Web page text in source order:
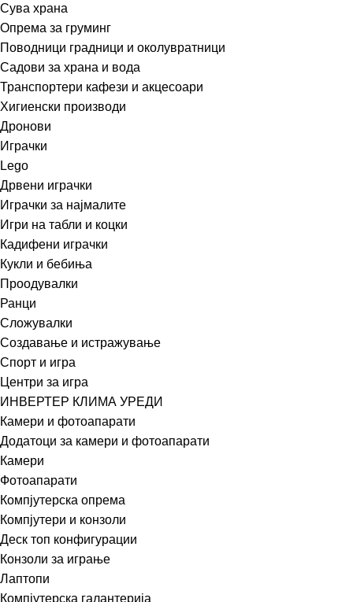
Сува храна
Опрема за груминг
Поводници градници и околувратници
Садови за храна и вода
Транспортери кафези и акцесоари
Хигиенски производи
Дронови
Играчки
Lego
Дрвени играчки
Играчки за најмалите
Игри на табли и коцки
Кадифени играчки
Кукли и бебиња
Проодувалки
Ранци
Сложувалки
Создавање и истражување
Спорт и игра
Центри за игра
ИНВЕРТЕР КЛИМА УРЕДИ
Камери и фотоапарати
Додатоци за камери и фотоапарати
Камери
Фотоапарати
Компјутерска опрема
Компјутери и конзоли
Деск топ конфигурации
Конзоли за играње
Лаптопи
Компјутерска галантерија